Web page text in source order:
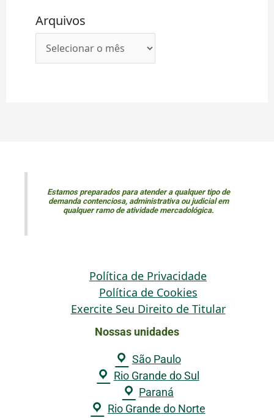
Arquivos
Estamos preparados para atender a qualquer tipo de
demanda contenciosa, administrativa ou judicial em
qualquer ramo de atividade mercadológica.
Política de Privacidade
Política de Cookies
Exercite Seu Direito de Titular
Nossas unidades
São Paulo
Rio Grande do Sul
Paraná
Rio Grande do Norte